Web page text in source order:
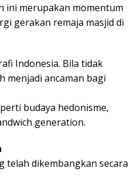
ini merupakan momentum
gerakan remaja masjid di
Indonesia. Bila tidak
menjadi ancaman bagi
budaya hedonisme,
generation.
telah dikembangkan secara